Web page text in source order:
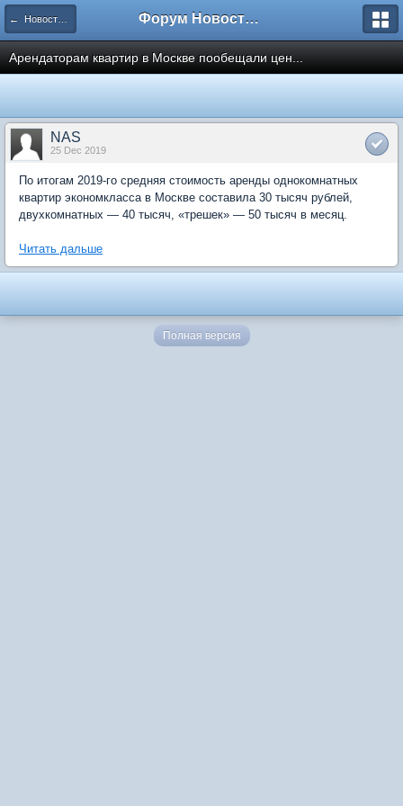
← Новости рынка недвижимости Форум Новостройки
Арендаторам квартир в Москве пообещали цен...
NAS
25 Dec 2019
По итогам 2019-го средняя стоимость аренды однокомнатных
квартир экономкласса в Москве составила 30 тысяч рублей,
двухкомнатных — 40 тысяч, «трешек» — 50 тысяч в месяц.
Читать дальше
Полная версия